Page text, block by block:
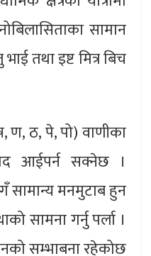
सामान
तथा इष्ट मित्र बिच
ण, ठ, पे, पो) वाणीका
आईपर्न सक्नेछ ।
सामान्य मनमुटाब हुन
सामना गर्नु पर्ला ।
सम्भाबना रहेकोछ